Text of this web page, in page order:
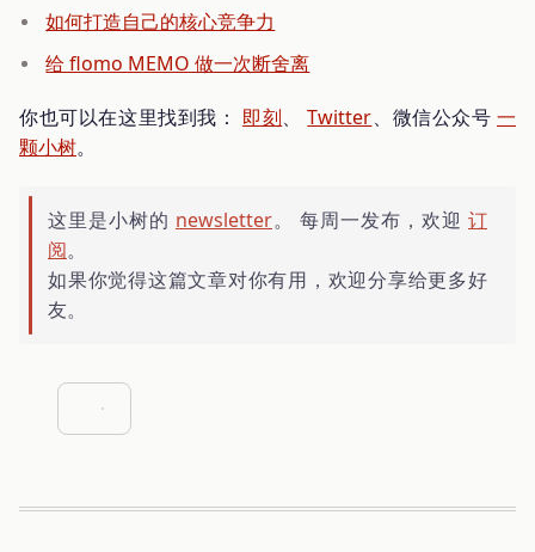
如何打造自己的核心竞争力
给 flomo MEMO 做一次断舍离
你也可以在这里找到我： 即刻、Twitter、微信公众号一
颗小树。
这里是小树的 newsletter。 每周一发布，欢迎 订
阅。
如果你觉得这篇文章对你有用，欢迎分享给更多好
友。